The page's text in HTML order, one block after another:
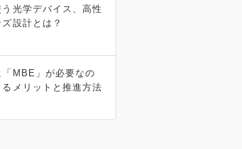
光学デバイス、高性
設計とは？
MBE」が必要なの
メリットと推進方法